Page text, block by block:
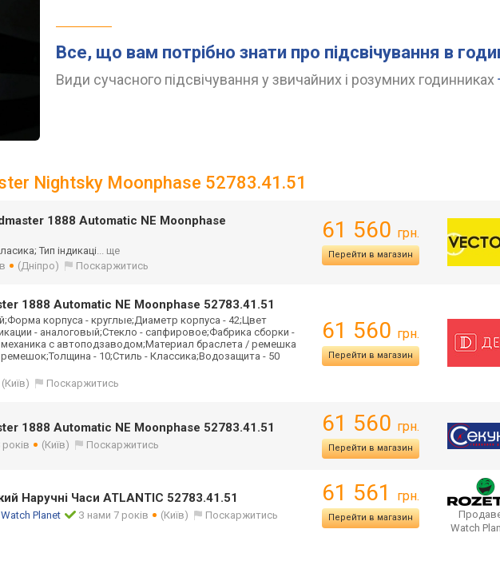
Все, що вам потрібно знати про підсвічування в
Види сучасного підсвічування у звичайних і розумних годинниках
Nightsky Moonphase 52783.41.51
1888 Automatic NE Moonphase
Тип індикаці... ще
(Дніпро) Поскаржитись
61 560 грн.
Перейти в магазин
1888 Automatic NE Moonphase 52783.41.51
корпуса - круглые;Диаметр корпуса - 42;Цвет
- аналоговый;Стекло - сапфировое;Фабрика сборки -
с автоподзаводом;Материал браслета / ремешка
- 10;Стиль - Классика;Водозащита - 50
(Київ) Поскаржитись
61 560 грн.
Перейти в магазин
1888 Automatic NE Moonphase 52783.41.51
(Київ) Поскаржитись
61 560 грн.
Перейти в магазин
Наручні Часи ATLANTIC 52783.41.51
Watch Planet З нами 7 років (Київ) Поскаржитись
61 561 грн.
Перейти в магазин
Watch